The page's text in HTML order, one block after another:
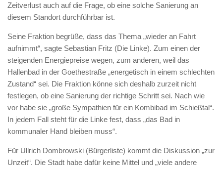
Zeitverlust auch auf die Frage, ob eine solche Sanierung an
diesem Standort durchführbar ist.
Seine Fraktion begrüße, dass das Thema „wieder an Fahrt
aufnimmt“, sagte Sebastian Fritz (Die Linke). Zum einen der
steigenden Energiepreise wegen, zum anderen, weil das
Hallenbad in der Goethestraße „energetisch in einem schlechten
Zustand“ sei. Die Fraktion könne sich deshalb zurzeit nicht
festlegen, ob eine Sanierung der richtige Schritt sei. Nach wie
vor habe sie „große Sympathien für ein Kombibad im Schießtal“.
In jedem Fall steht für die Linke fest, dass „das Bad in
kommunaler Hand bleiben muss“.
Für Ullrich Dombrowski (Bürgerliste) kommt die Diskussion „zur
Unzeit“. Die Stadt habe dafür keine Mittel und „viele andere